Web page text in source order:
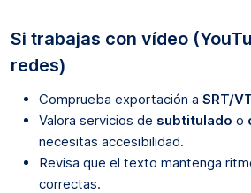
Si trabajas con vídeo
redes)
Comprueba exportación a SRT/
Valora servicios de subtitulado o
necesitas accesibilidad.
Revisa que el texto mantenga
correctas.